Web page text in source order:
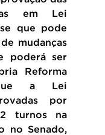
em Lei
se que pode
mudanças
poderá ser
Reforma
a Lei
por
turnos na
no Senado,